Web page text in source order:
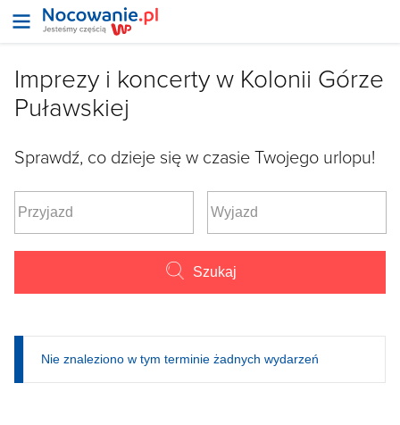
Imprezy i koncerty w Kolonii Górze
Puławskiej
Sprawdź, co dzieje się w czasie Twojego urlopu!
Szukaj
Nie znaleziono w tym terminie żadnych wydarzeń